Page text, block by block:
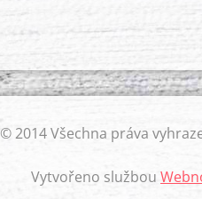
© 2014 Všechna práva
Vytvořeno službou